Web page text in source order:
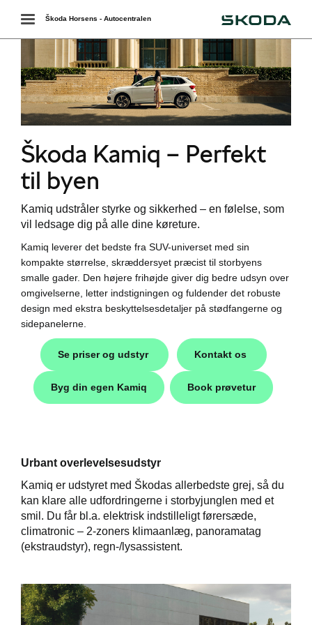
levering
til hurtig
Toggle
navigation
Škoda Horsens - Autocentralen
Škoda Kamiq – Perfekt
til byen
Kamiq udstråler styrke og sikkerhed – en følelse, som
vil ledsage dig på alle dine køreture.
Kamiq leverer det bedste fra SUV-universet med sin
kompakte størrelse, skræddersyet præcist til storbyens
smalle gader. Den højere frihøjde giver dig bedre udsyn over
omgivelserne, letter indstigningen og fuldender det robuste
design med ekstra beskyttelsesdetaljer på stødfangerne og
sidepanelerne.
Se priser og udstyr Kontakt os
Byg din egen Kamiq Book prøvetur
Urbant overlevelsesudstyr
Kamiq er udstyret med Škodas allerbedste grej, så du
kan klare alle udfordringerne i storbyjunglen med et
smil. Du får bl.a. elektrisk indstilleligt førersæde,
climatronic – 2-zoners klimaanlæg, panoramatag
(ekstraudstyr), regn-/lysassistent.